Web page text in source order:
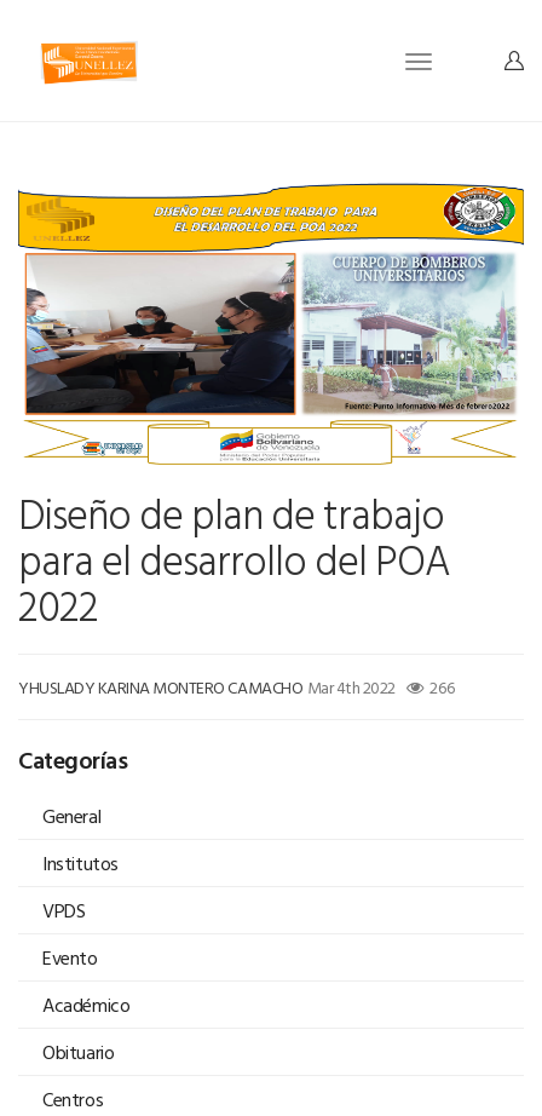
Toggle
Diseño de plan de trabajo
para el desarrollo del POA
2022
YHUSLADY KARINA MONTERO CAMACHO Mar 4th 2022 266
Categorías
General
Institutos
VPDS
Evento
Académico
Obituario
Centros